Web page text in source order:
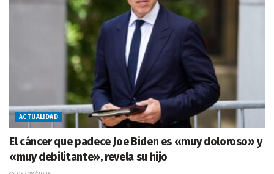
ACTUALIDAD
El cáncer que padece Joe Biden es «muy doloroso» y
«muy debilitante», revela su hijo